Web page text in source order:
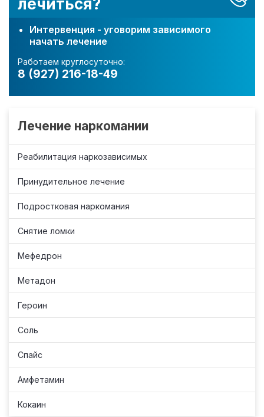
Интервенция - уговорим зависимого
начать лечение
Работаем круглосуточно:
8 (927) 216-18-49
Лечение наркомании
Реабилитация наркозависимых
Принудительное лечение
Подростковая наркомания
Снятие ломки
Мефедрон
Метадон
Героин
Соль
Спайс
Амфетамин
Кокаин